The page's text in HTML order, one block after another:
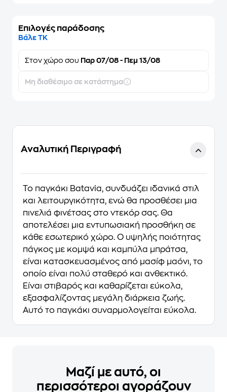
Επιλογές παράδοσης
Βάλε ΤΚ
Στον χώρο σου Παρ 07/08 - Πεμ 13/08
Μη διαθέσιμο σε κατάστημα
Αναλυτική Περιγραφή
Το παγκάκι Batavia, συνδυάζει ιδανικά στιλ
και λειτουργικότητα, ενώ θα προσθέσει μια
πινελιά φινέτσας στο ντεκόρ σας. Θα
αποτελέσει μια εντυπωσιακή προσθήκη σε
κάθε εσωτερικό χώρο. Ο υψηλής ποιότητας
πάγκος με κομψά και καμπύλα μπράτσα,
είναι κατασκευασμένος από μασίφ μαόνι, το
οποίο είναι πολύ σταθερό και ανθεκτικό.
Είναι στιβαρός και καθαρίζεται εύκολα,
εξασφαλίζοντας μεγάλη διάρκεια ζωής.
Αυτό το παγκάκι συναρμολογείται εύκολα.
Μαζί με αυτό, οι
περισσότεροι αγοράζουν